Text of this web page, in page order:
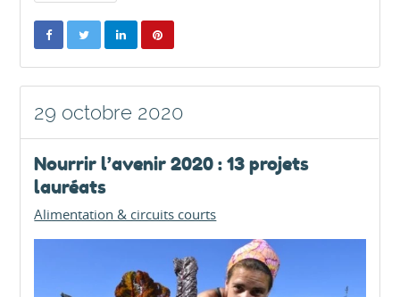
29 octobre 2020
Nourrir l’avenir 2020 : 13 projets
lauréats
Alimentation & circuits courts